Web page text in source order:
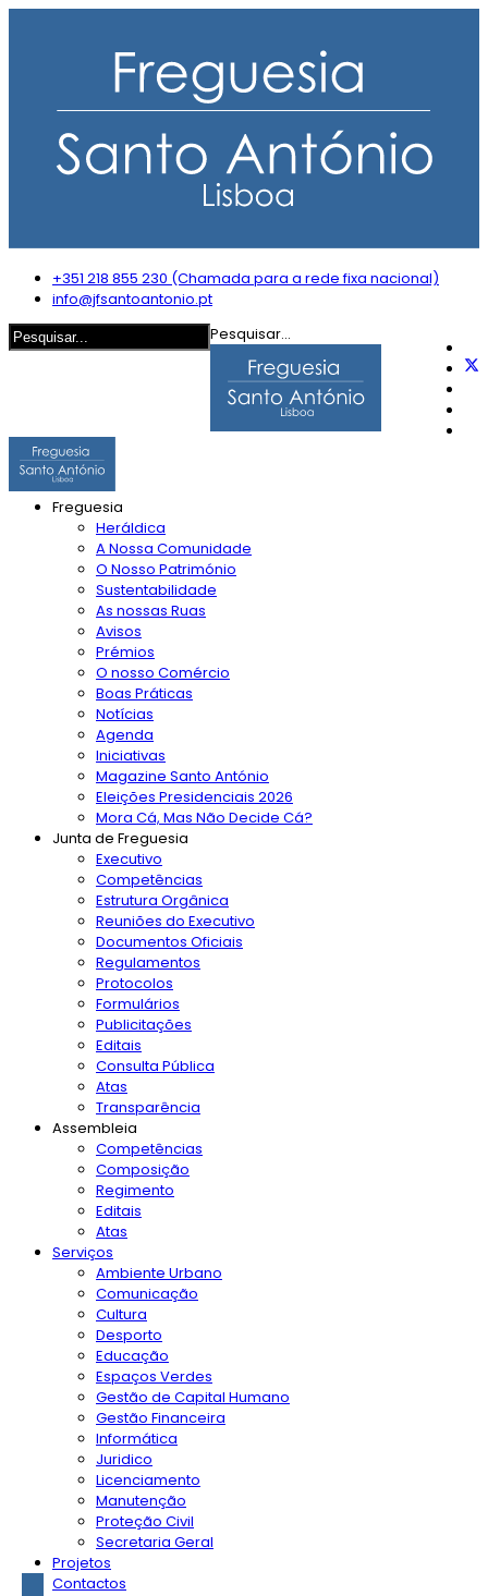
+351 218 855 230 (Chamada para a rede fixa nacional)
info@jfsantoantonio.pt
Pesquisar...
Freguesia
Heráldica
A Nossa Comunidade
O Nosso Património
Sustentabilidade
As nossas Ruas
Avisos
Prémios
O nosso Comércio
Boas Práticas
Notícias
Agenda
Iniciativas
Magazine Santo António
Eleições Presidenciais 2026
Mora Cá, Mas Não Decide Cá?
Junta de Freguesia
Executivo
Competências
Estrutura Orgânica
Reuniões do Executivo
Documentos Oficiais
Regulamentos
Protocolos
Formulários
Publicitações
Editais
Consulta Pública
Atas
Transparência
Assembleia
Competências
Composição
Regimento
Editais
Atas
Serviços
Ambiente Urbano
Comunicação
Cultura
Desporto
Educação
Espaços Verdes
Gestão de Capital Humano
Gestão Financeira
Informática
Juridico
Licenciamento
Manutenção
Proteção Civil
Secretaria Geral
Projetos
Contactos